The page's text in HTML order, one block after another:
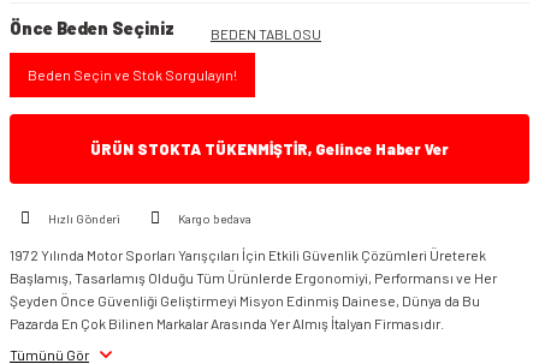
Önce Beden Seçiniz BEDEN TABLOSU
Beden Seçin ve Stok Sorgulayın!
ÜRÜN STOKTA TÜKENMİŞTİR, Gelince Haber Ver
Hızlı Gönderi Kargo bedava
1972 Yılında Motor Sporları Yarışçıları İçin Etkili Güvenlik Çözümleri Üreterek
Başlamış, Tasarlamış Olduğu Tüm Ürünlerde Ergonomiyi, Performansı ve Her
Şeyden Önce Güvenliği Geliştirmeyi Misyon Edinmiş Dainese, Dünya da Bu
Pazarda En Çok Bilinen Markalar Arasında Yer Almış İtalyan Firmasıdır.
Tümünü Gör